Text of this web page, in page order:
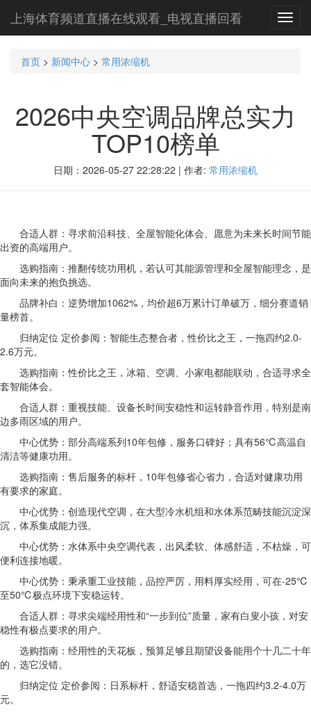
上海体育频道直播在线观看_电视直播回看
首页 > 新闻中心 > 常用浓缩机
2026中央空调品牌总实力
TOP10榜单
日期：2026-05-27 22:28:22 | 作者: 常用浓缩机
合适人群：寻求前沿科技、全屋智能化体会、愿意为未来长时间节能
出资的高端用户。
选购指南：推翻传统功用机，若认可其能源管理和全屋智能理念，是
面向未来的抱负挑选。
品牌补白：逆势增加1062%，均价超6万累计订单破万，细分赛道销
量榜首。
归纳定位 定价参阅：智能生态整合者，性价比之王，一拖四约2.0-
2.6万元。
选购指南：性价比之王，冰箱、空调、小家电都能联动，合适寻求全
套智能体会。
合适人群：重视技能、设备长时间安稳性和运转静音作用，特别是南
边多雨区域的用户。
中心优势：部分高端系列10年包修，服务口碑好；具有56℃高温自
清洁等健康功用。
选购指南：售后服务的标杆，10年包修省心省力，合适对健康功用
有要求的家庭。
中心优势：创造现代空调，在大型冷水机组和水体系范畴技能沉淀深
沉，体系集成能力强。
中心优势：水体系中央空调代表，出风柔软、体感舒适，不枯燥，可
便利连接地暖。
中心优势：秉承重工业技能，品控严厉，用料厚实经用，可在-25℃
至50℃极点环境下安稳运转。
合适人群：寻求尖端经用性和“一步到位”质量，家有白叟小孩，对安
稳性有极点要求的用户。
选购指南：经用性的天花板，预算足够且期望设备能用个十几二十年
的，选它没错。
归纳定位 定价参阅：日系标杆，舒适安稳首选，一拖四约3.2-4.0万
元。